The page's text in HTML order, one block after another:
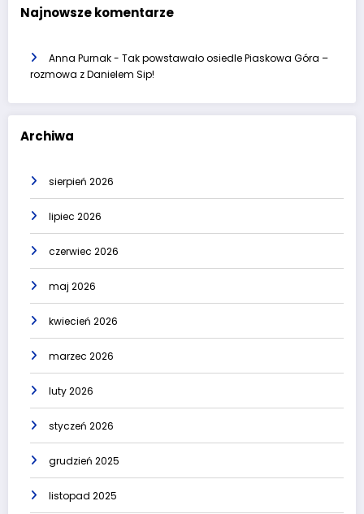
Najnowsze komentarze
Anna Purnak- Tak powstawało osiedle Piaskowa Góra –
rozmowa z Danielem Sip!
Archiwa
sierpień 2026
lipiec 2026
czerwiec 2026
maj 2026
kwiecień 2026
marzec 2026
luty 2026
styczeń 2026
grudzień 2025
listopad 2025